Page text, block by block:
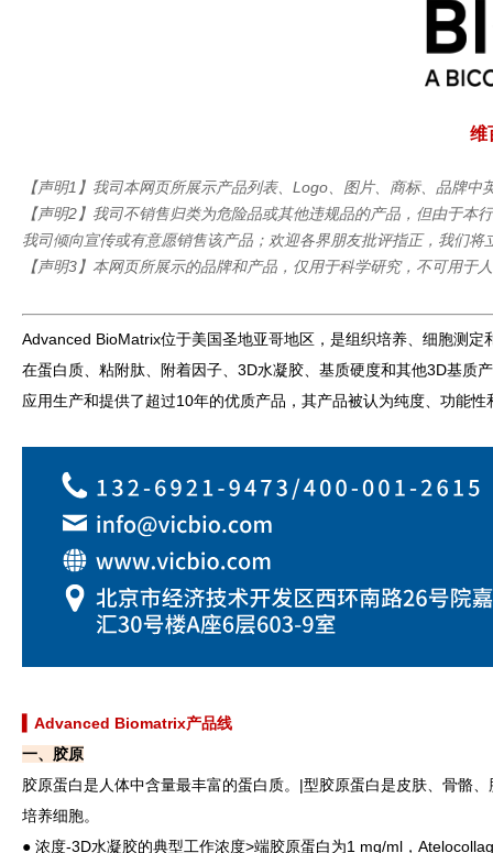
维
【声明1】我司本网页所展示产品列表、Logo、图片、商标、品牌
【声明2】我司不销售归类为危险品或其他违规品的产品，但由于
我司倾向宣传或有意愿销售该产品；欢迎各界朋友批评指正，我们将
【声明3】本网页所展示的品牌和产品，仅用于科学研究，不可用于
Advanced BioMatrix位于美国圣地亚哥地区，是组织培养、细胞测
在蛋白质、粘附肽、附着因子、3D水凝胶、基质硬度和其他3D基质
应用生产和提供了超过10年的优质产品，其产品被认为纯度、功能性
Advanced Biomatrix产品线
一、胶原
胶原蛋白是人体中含量最丰富的蛋白质。|型胶原蛋白是皮肤、骨骼
培养细胞。
● 浓度-3D水凝胶的典型工作浓度>端胶原蛋白为1 mq/ml，